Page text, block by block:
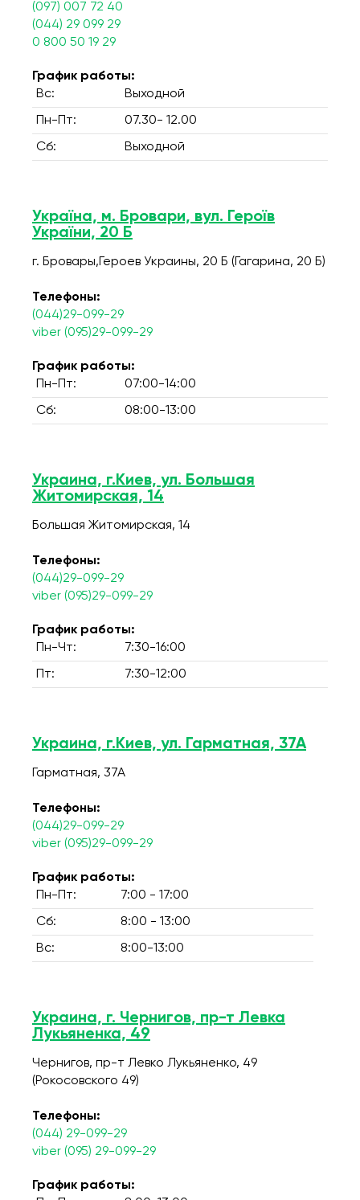
(097) 007 72 40
(044) 29 099 29
0 800 50 19 29
График работы:
Вс:
Выходной
Пн-Пт: 07.30- 12.00
Сб: Выходной
Україна, м. Бровари, вул. Героїв
України, 20 Б
г. Бровары,Героев Украины, 20 Б (Гагарина, 20 Б)
Телефоны:
(044)29-099-29
viber (095)29-099-29
График работы:
Пн-Пт:
07:00-14:00
Сб: 08:00-13:00
Украина, г.Киев, ул. Большая
Житомирская, 14
Большая Житомирская, 14
Телефоны:
(044)29-099-29
viber (095)29-099-29
График работы:
Пн-Чт:
7:30-16:00
Пт: 7:30-12:00
Украина, г.Киев, ул. Гарматная, 37А
Гарматная, 37А
Телефоны:
(044)29-099-29
viber (095)29-099-29
График работы:
Пн-Пт:
7:00 - 17:00
Сб: 8:00 - 13:00
Вс: 8:00-13:00
Украина, г. Чернигов, пр-т Левка
Лукьяненка, 49
Чернигов, пр-т Левко Лукьяненко, 49
(Рокосовского 49)
Телефоны:
(044) 29-099-29
viber (095) 29-099-29
График работы: